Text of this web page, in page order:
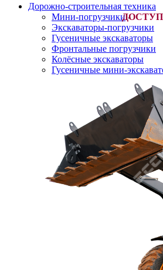
Дорожно-строительная техника
Мини-погрузчики-
Экскаваторы-погрузчики
Гусеничные экскаваторы
Фронтальные погрузчики
Колёсные экскаваторы
Гусеничные мини-